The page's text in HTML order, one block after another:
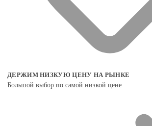
ДЕРЖИМ НИЗКУЮ ЦЕНУ НА РЫНКЕ
Большой выбор по самой низкой цене